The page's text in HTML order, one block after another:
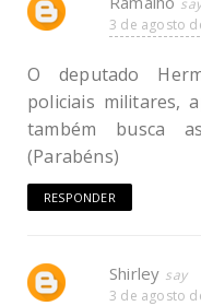
3 de agosto
O deputado
policiais militares,
também busca
(Parabéns)
RESPONDER
Shirley
3 de agosto